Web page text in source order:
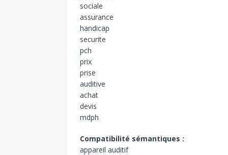
sociale
assurance
handicap
securite
pch
prix
prise
auditive
achat
devis
mdph
Compatibilité sémantiques :
appareil auditif